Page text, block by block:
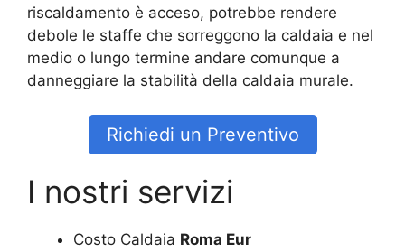
riscaldamento è acceso, potrebbe rendere
debole le staffe che sorreggono la caldaia e nel
medio o lungo termine andare comunque a
danneggiare la stabilità della caldaia murale.
Richiedi un Preventivo
I nostri servizi
Costo Caldaia Roma Eur